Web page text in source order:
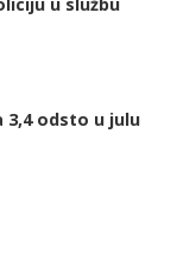
3,4 odsto u julu